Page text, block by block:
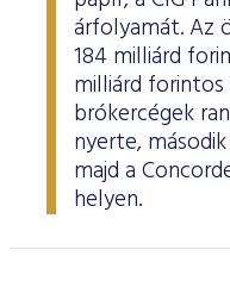
árfolyamát. Az
184 milliárd
milliárd
brókercégek
nyerte,
majd a
helyen.